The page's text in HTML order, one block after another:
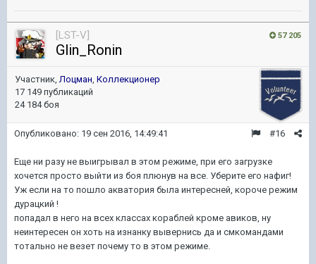
57 205
[LST-V]
Glin_Ronin
Участник, Лоцман Коллекционер
17 149 публикаций
24 184 боя
#16
Опубликовано: 19 сен 2016, 14:49:41
Еще ни разу не выигрывал в этом режиме, при его загрузке
хочется просто выйти из боя плюнув на все. Уберите его нафиг!
Уж если на то пошло акватория была интересней, короче режим
дурацкий !
попадал в него на всех классах кораблей кроме авиков, ну
неинтересен он хоть на изнанку вывернись да и смкомандами
тотально не везет почему то в этом режиме.